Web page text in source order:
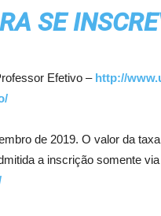
SE
Efetivo – http://
de 2019. O valor da
a inscrição somente